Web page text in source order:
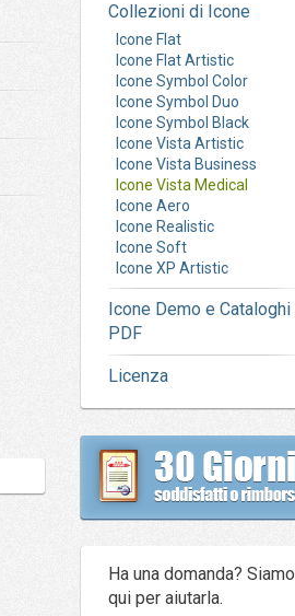
Collezioni di Icone
Icone Flat
Icone Flat Artistic
Icone Symbol Color
Icone Symbol Duo
Icone Symbol Black
Icone Vista Artistic
Icone Vista Business
Icone Vista Medical
Icone Aero
Icone Realistic
Icone Soft
Icone XP Artistic
Icone Demo e Cataloghi
PDF
Licenza
Ha una domanda? Siamo
qui per aiutarla.